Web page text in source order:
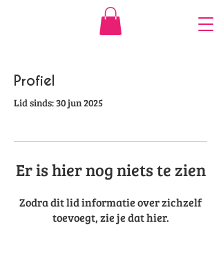
Profiel
Lid sinds: 30 jun 2025
Er is hier nog niets te zien
Zodra dit lid informatie over zichzelf
toevoegt, zie je dat hier.